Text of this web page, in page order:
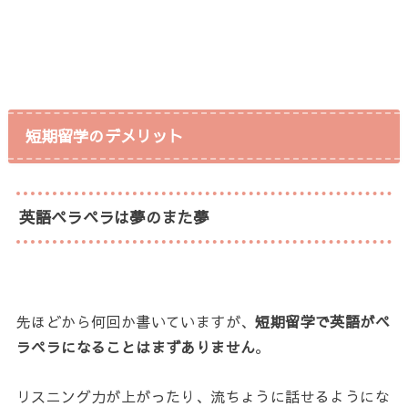
短期留学のデメリット
英語ペラペラは夢のまた夢
先ほどから何回か書いていますが、短期留学で英語がペ
ラペラになることはまずありません。
リスニング力が上がったり、流ちょうに話せるようにな